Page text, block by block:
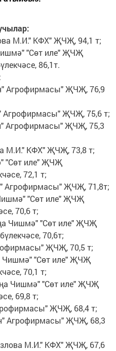
М.И." КФХ" ҖЧҖ, 94,1 т;
"Сөт иле" ҖЧҖ
86,1т.
Агрофирмасы" ҖЧҖ, 76,9
Агрофирмасы" ҖЧҖ, 75,6 т;
Агрофирмасы" ҖЧҖ, 75,3
М.И." КФХ" ҖЧҖ, 73,8 т;
"Сөт иле" ҖЧҖ
72,1 т;
Агрофирмасы" ҖЧҖ, 71,8т;
"Сөт иле" ҖЧҖ
70,6 т;
Чишмә" "Сөт иле" ҖЧҖ
70,6т;
ҖЧҖ, 70,5 т;
"Сөт иле" ҖЧҖ
70,1 т;
Чишмә" "Сөт иле" ҖЧҖ
69,8 т;
ҖЧҖ, 68,4 т;
Агрофирмасы" ҖЧҖ, 68,3
М.И." КФХ" ҖЧҖ, 67,6